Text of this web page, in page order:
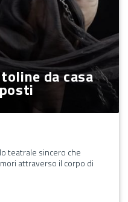
da casa
teatrale sincero che
attraverso il corpo di